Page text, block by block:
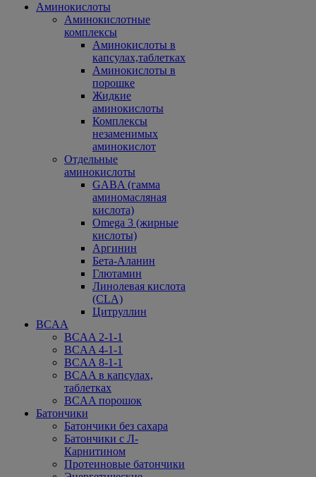
Аминокислоты
Аминокислотные
комплексы
Аминокислоты в
капсулах,таблетках
Аминокислоты в
порошке
Жидкие
аминокислоты
Комплексы
незаменимых
аминокислот
Отдельные
аминокислоты
GABA (гамма
аминомасляная
кислота)
Omega 3 (жирные
кислоты)
Аргинин
Бета-Аланин
Глютамин
Линолевая кислота
(CLA)
Цитруллин
BCAA
BCAA 2-1-1
BCAA 4-1-1
BCAA 8-1-1
BCAA в капсулах,
таблетках
BCAA порошок
Батончики
Батончики без сахара
Батончики с Л-
Карнитином
Протеиновые батончики